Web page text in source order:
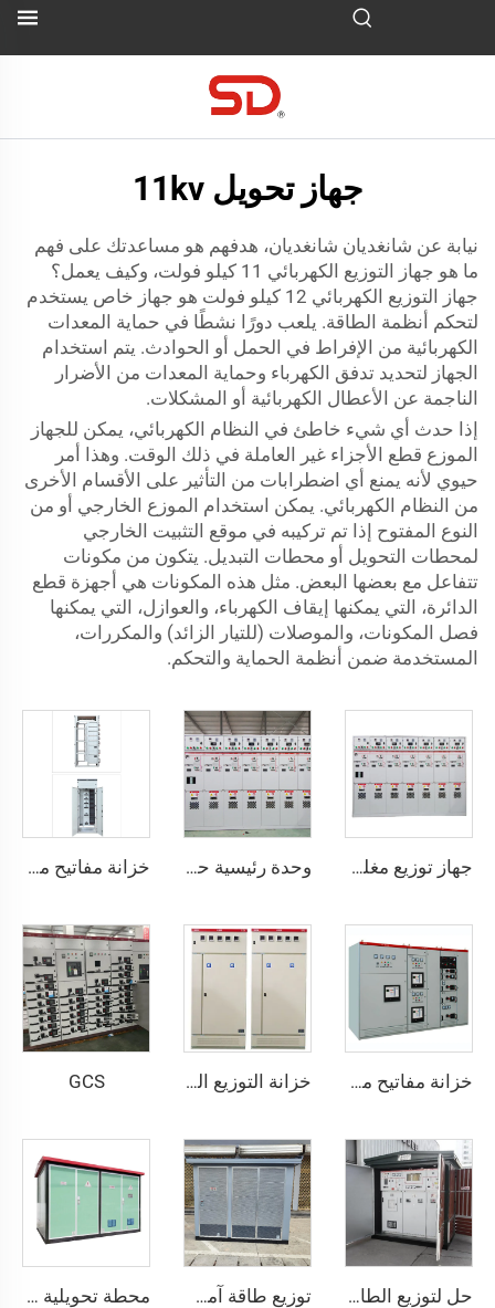
جهاز تحويل 11kv
نيابة عن شانغديان شانغديان، هدفهم هو مساعدتك على فهم
ما هو جهاز التوزيع الكهربائي 11 كيلو فولت، وكيف يعمل؟
جهاز التوزيع الكهربائي 12 كيلو فولت هو جهاز خاص يستخدم
لتحكم أنظمة الطاقة. يلعب دورًا نشطًا في حماية المعدات
الكهربائية من الإفراط في الحمل أو الحوادث. يتم استخدام
الجهاز لتحديد تدفق الكهرباء وحماية المعدات من الأضرار
الناجمة عن الأعطال الكهربائية أو المشكلات.
إذا حدث أي شيء خاطئ في النظام الكهربائي، يمكن للجهاز
الموزع قطع الأجزاء غير العاملة في ذلك الوقت. وهذا أمر
حيوي لأنه يمنع أي اضطرابات من التأثير على الأقسام الأخرى
من النظام الكهربائي. يمكن استخدام الموزع الخارجي أو من
النوع المفتوح إذا تم تركيبه في موقع التثبيت الخارجي
لمحطات التحويل أو محطات التبديل. يتكون من مكونات
تتفاعل مع بعضها البعض. مثل هذه المكونات هي أجهزة قطع
الدائرة، التي يمكنها إيقاف الكهرباء، والعوازل، التي يمكنها
فصل المكونات، والموصلات (للتيار الزائد) والمكررات،
المستخدمة ضمن أنظمة الحماية والتحكم.
جهاز توزيع مغلق بمعدن يعمل بالتيار المتردد موديل HXGN15 -12 وحدة رئيسية حلقة جهاز توزيع GIS يعمل بغاز SF6 موديل SM6 خزانة مفاتيح منخفضة الجهد قابلة للسحب - GCK
خزانة مفاتيح منخفضة الجهد قابلة للسحب - GCS خزانة التوزيع الكهربائي منخفضة الجهد من نوع GGD GCS
حل لتوزيع الطاقة فعال ويوفر الطاقة توزيع طاقة آمن وموثوق محطة تحويلية بنمط أوروبي